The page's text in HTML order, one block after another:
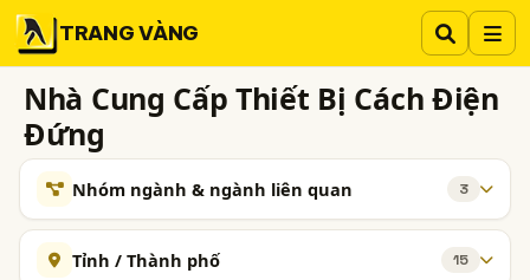
TRANG VÀNG
Nhà Cung Cấp Thiết Bị Cách Điện
Đứng
Nhóm ngành & ngành liên quan 3
Tỉnh / Thành phố 15